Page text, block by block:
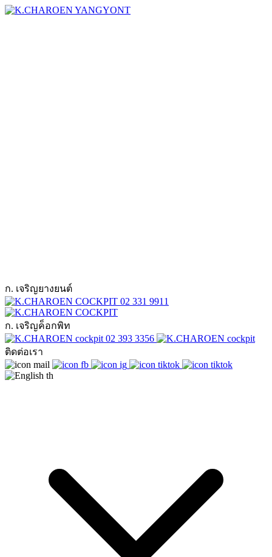
ก. เจริญยางยนต์
02 331 9911
ก. เจริญค็อกพิท
02 393 3356
ติดต่อเรา
th